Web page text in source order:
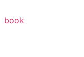
book